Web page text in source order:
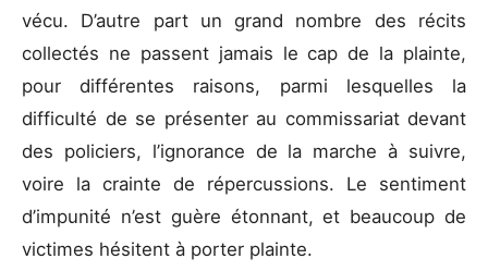
vécu. D’autre part un grand nombre des récits
collectés ne passent jamais le cap de la plainte,
pour différentes raisons, parmi lesquelles la
difficulté de se présenter au commissariat devant
des policiers, l’ignorance de la marche à suivre,
voire la crainte de répercussions. Le sentiment
d’impunité n’est guère étonnant, et beaucoup de
victimes hésitent à porter plainte.